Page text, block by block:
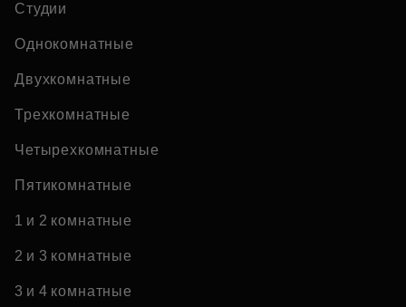
Студии
Однокомнатные
Двухкомнатные
Трехкомнатные
Четырехкомнатные
Пятикомнатные
1 и 2 комнатные
2 и 3 комнатные
3 и 4 комнатные